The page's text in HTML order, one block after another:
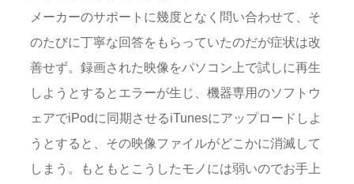
メーカーのサポートに幾度となく問い合わせて、そ
のたびに丁寧な回答をもらっていたのだが症状は改
善せず。録画された映像をパソコン上で試しに再生
しようとするとエラーが生じ、機器専用のソフトウ
ェアでiPodに同期させるiTunesにアップロードしよ
うとすると、その映像ファイルがどこかに消滅して
しまう。もともとこうしたモノには弱いのでお手上